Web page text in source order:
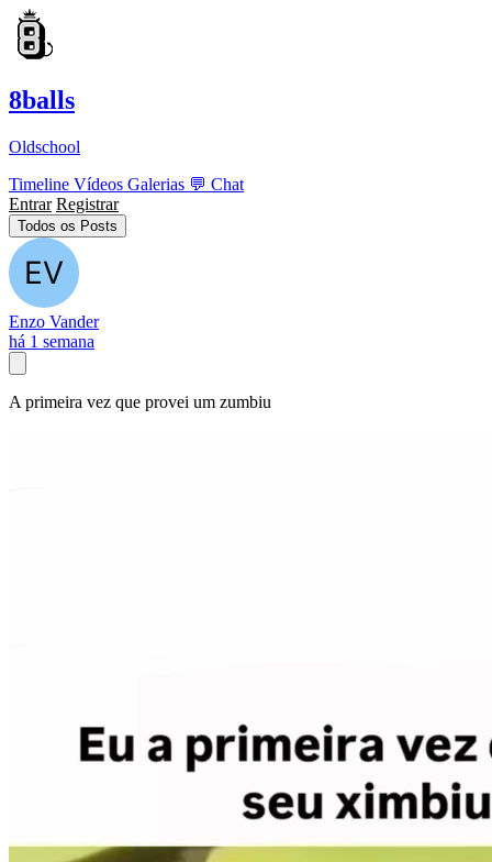
8balls
Oldschool
Timeline Vídeos Galerias 💬 Chat
Entrar Registrar
Todos os Posts
Enzo Vander
há 1 semana
A primeira vez que provei um zumbiu